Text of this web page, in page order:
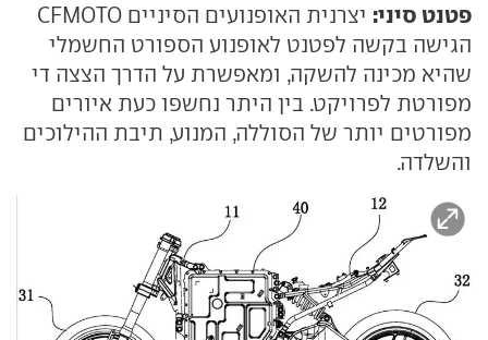
פטנט סיני:
יצרנית האופנועים הסיניים CFMOTO
הגישה בקשה לפטנט לאופנוע הספורט החשמלי
שהיא מכינה להשקה, ומאפשרת על הדרך הצצה די
מפורטת לפרויקט. בין היתר נחשפו כעת איורים
מפורטים יותר של הסוללה, המנוע, תיבת ההילוכים
והשלדה.